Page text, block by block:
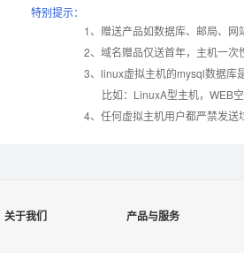
Windows2008
版本:5.2.17/
ASP
错误页面定义
rar在线压缩
数据定期备份
数据自助恢复
10重安全保障
特别提示：
1、赠送产品如数据库、邮局、
2、域名赠品仅送首年，主机一
3、linux虚拟主机的mysql数据库
比如：LinuxA型主机，WEB
4、任何虚拟主机用户都严禁发送
关于我们 产品与服务